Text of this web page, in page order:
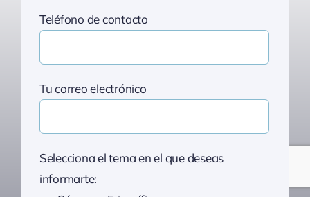
Teléfono de contacto
Tu correo electrónico
Selecciona el tema en el que deseas
informarte: